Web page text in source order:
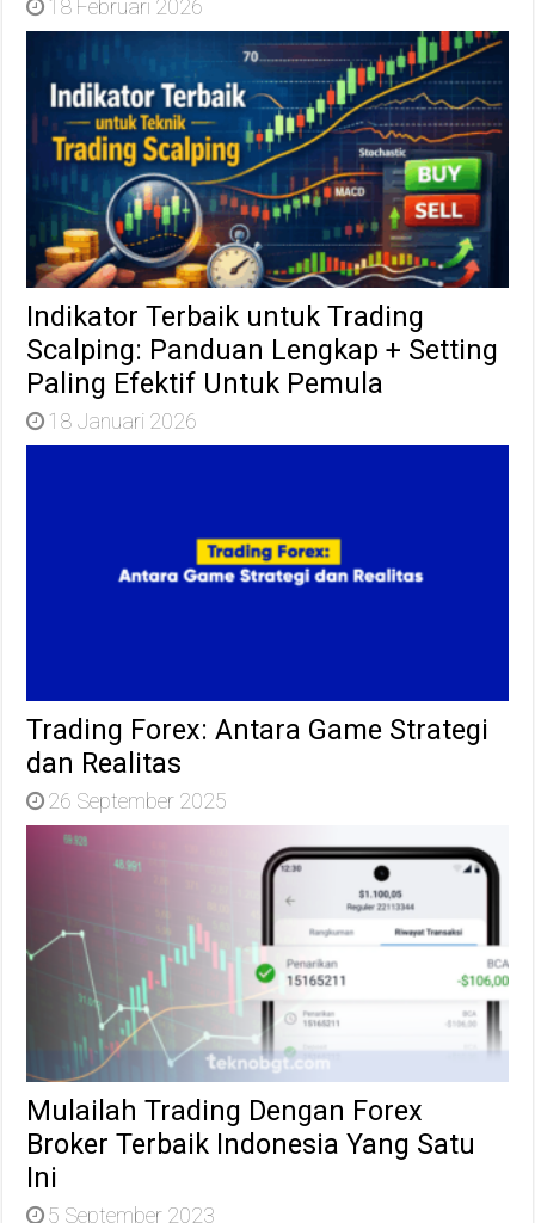
18 Februari 2026
Indikator Terbaik untuk Trading
Scalping: Panduan Lengkap + Setting
Paling Efektif Untuk Pemula
18 Januari 2026
Trading Forex: Antara Game Strategi
dan Realitas
26 September 2025
Mulailah Trading Dengan Forex
Broker Terbaik Indonesia Yang Satu
Ini
5 September 2023